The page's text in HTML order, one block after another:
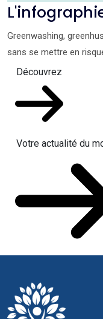
Greenwashing,
sans se mettre en
Découvrez
Votre actualité du